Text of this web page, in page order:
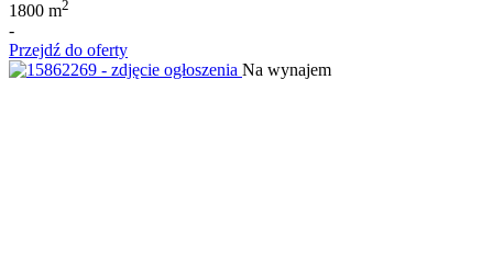
1800 m2
-
Przejdź do oferty
Na wynajem